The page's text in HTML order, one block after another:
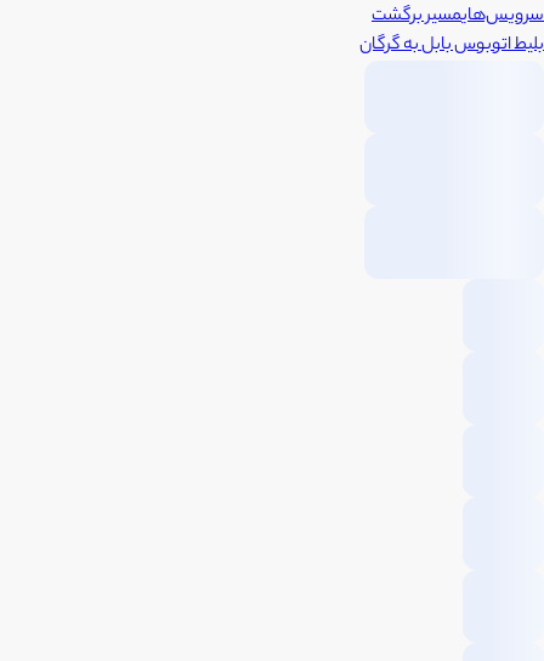
سرویس‌هایمسیر برگشت
بلیط اتوبوسبابلبهگرگان